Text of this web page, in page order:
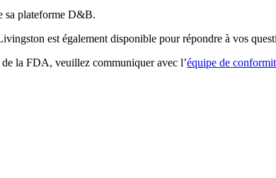
sa plateforme D&B.
est également disponible pour répondre à vos
de la FDA, veuillez communiquer avec l’équipe de